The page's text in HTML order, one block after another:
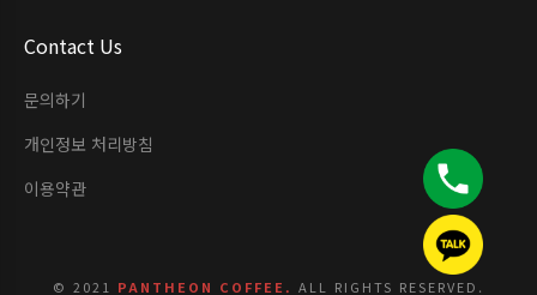
Contact Us
문의하기
개인정보 처리방침
이용약관
© 2021 PANTHEON COFFEE. ALL RIGHTS RESERVED.